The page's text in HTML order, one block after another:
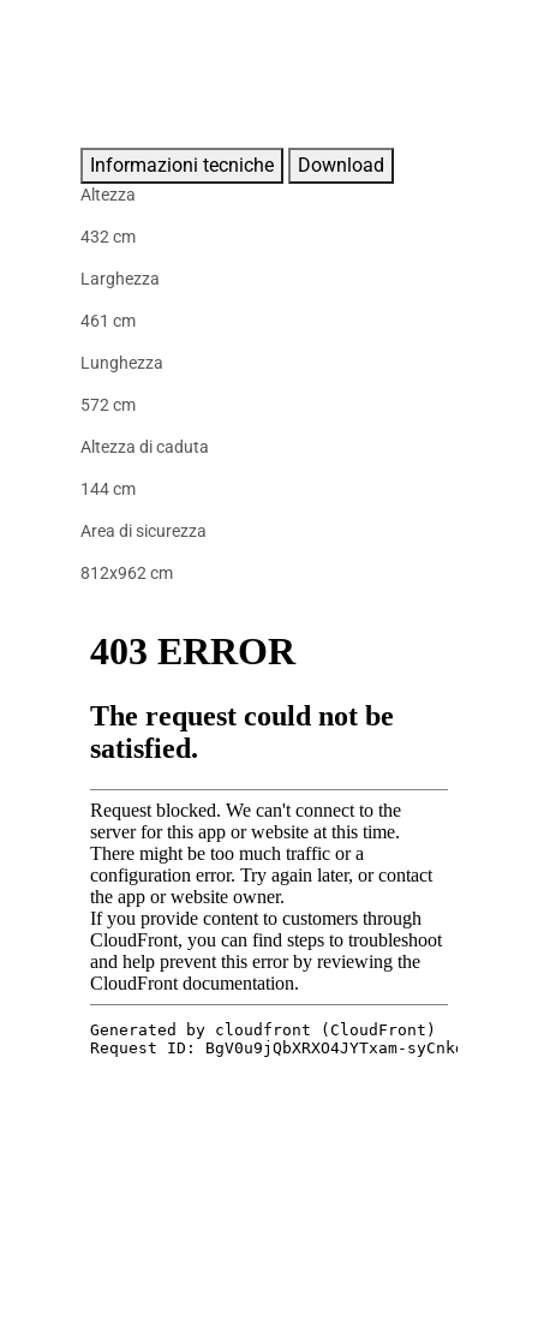
Informazioni tecniche Download
Altezza
432 cm
Larghezza
461 cm
Lunghezza
572 cm
Altezza di caduta
144 cm
Area di sicurezza
812x962 cm